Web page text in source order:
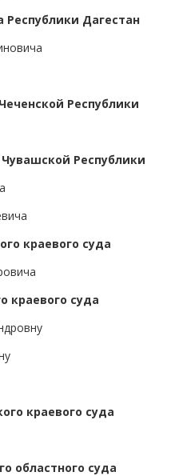
Республики Дагестан
Республики
Республики
краевого суда
краевого суда
краевого суда
областного суда